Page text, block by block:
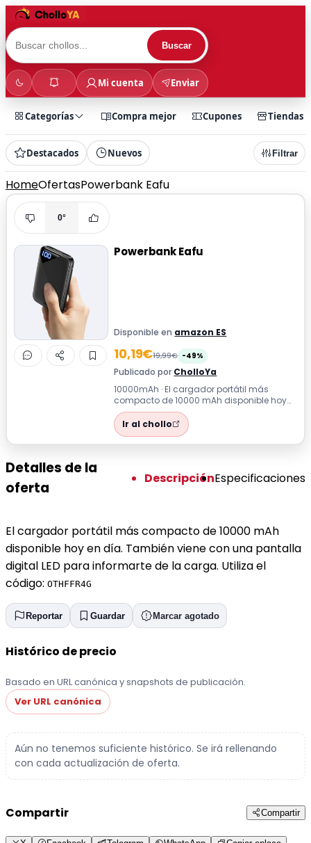
Buscar
Mi cuenta Enviar
Categorías Compra mejor Cupones Tiendas
Destacados Nuevos Filtrar
HomeOfertasPowerbank Eafu
0°
Powerbank Eafu
Disponible en amazon ES
10,19€19,99€ -49%
Publicado por CholloYa
10000mAh · El cargador portátil más
compacto de 10000 mAh disponible hoy
en día. También viene con una pantalla
digit...
Ir al chollo
Detalles de la
oferta
DescripciónEspecificaciones
El cargador portátil más compacto de 10000 mAh
disponible hoy en día. También viene con una pantalla
digital LED para informarte de la carga. Utiliza el
código: OTHFFR4G
Reportar Guardar Marcar agotado
Histórico de precio
Basado en URL canónica y snapshots de publicación.
Ver URL canónica
Aún no tenemos suficiente histórico. Se irá rellenando
con cada actualización de oferta.
Compartir Compartir